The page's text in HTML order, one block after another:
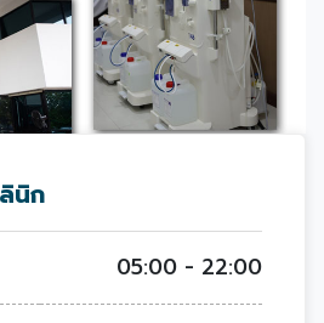
นิก
05:00 - 22:00